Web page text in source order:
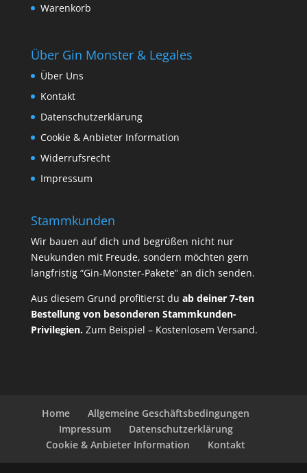
Warenkorb
Über Gin Monster & Legales
Über Uns
Kontakt
Datenschutzerklärung
Cookie & Anbieter Information
Widerrufsrecht
Impressum
Stammkunden
Wir bauen auf dich und begrüßen nicht nur
Neukunden mit Freude, sondern möchten gern
langfristig “Gin-Monster-Pakete” an dich senden.
Aus diesem Grund profitierst du ab deiner 7-ten
Bestellung von besonderen Stammkunden-
Privilegien. Zum Beispiel – Kostenlosem Versand.
Home
Allgemeine Geschäftsbedingungen
Impressum
Datenschutzerklärung
Cookie & Anbieter Information
Kontakt